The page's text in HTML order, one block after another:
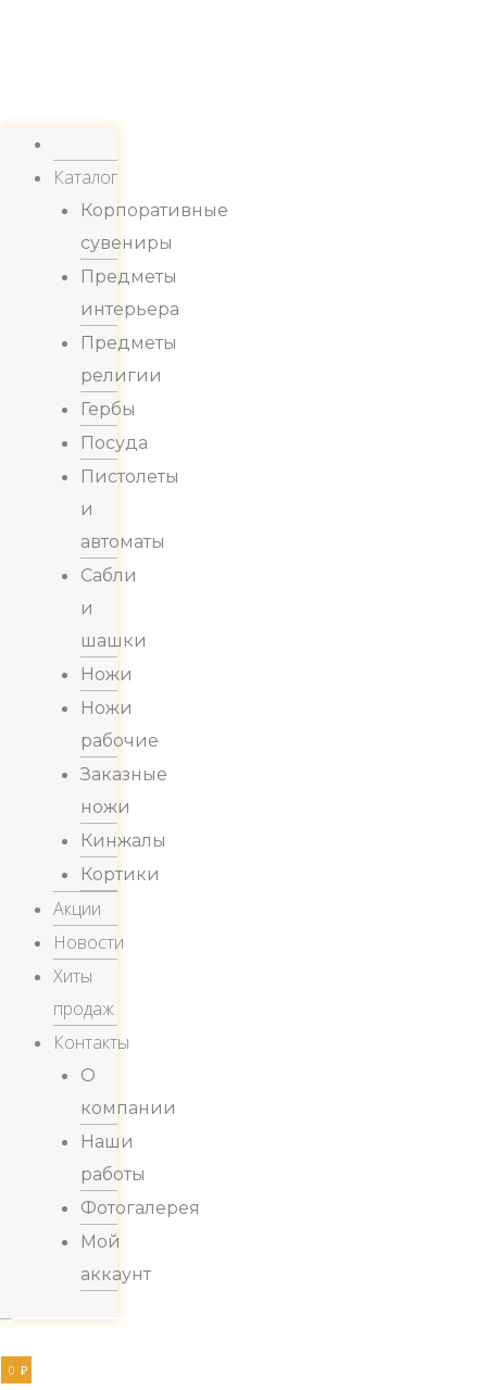
Каталог
Корпоративные
сувениры
Предметы
интерьера
Предметы
религии
Гербы
Посуда
Пистолеты
и
автоматы
Сабли
и
шашки
Ножи
Ножи
рабочие
Заказные
ножи
Кинжалы
Кортики
Акции
Новости
Хиты
продаж
Контакты
О
компании
Наши
работы
Фотогалерея
Мой
аккаунт
0 ₽